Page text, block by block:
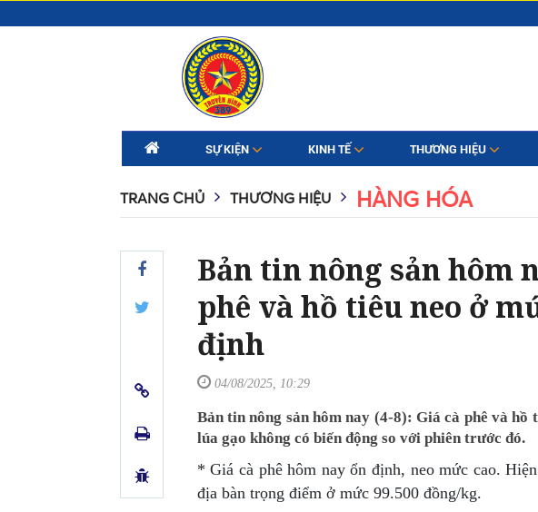
SỰ KIỆN KINH TẾ THƯƠNG HIỆU
TRANG CHỦ THƯƠNG HIỆU HÀNG HÓA
Bản tin nông sản hôm
phê và hồ tiêu neo ở
định
04/08/2025, 10:29
Bản tin nông sản hôm nay (4-8): Giá cà phê và
lúa gạo không có biến động so với phiên trước đó.
* Giá cà phêhôm nay ổn định, neo mức cao.
địa bàn trọng điểm ở mức 99.500 đồng/kg.